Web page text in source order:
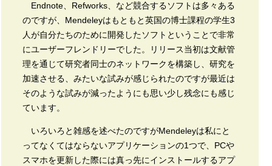
Endnote、Refworks、など競合するソフトは多々ある
のですが、Mendeleyはもともと英国の博士課程の学生3
人が自分たちのために開発したソフトということで非常
にユーザーフレンドリーでした。リリース当初は文献管
理を通じて研究者同士のネットワークを構築し、研究を
加速させる、みたいな試みが感じられたのですが最近は
そのような試みが減ったようにも思い少し残念にも感じ
ています。
いろいろと雑感を述べたのですがMendeleyは私にと
ってなくてはならないアプリケーションの1つで、PCや
スマホを更新した際には真っ先にインストールするアプ